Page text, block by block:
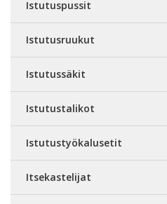
Istutuspussit
Istutusruukut
Istutussäkit
Istutustalikot
Istutustyökalusetit
Itsekastelijat